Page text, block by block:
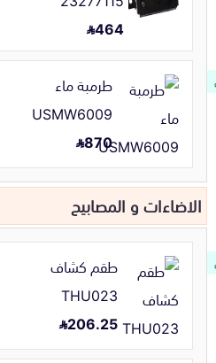
464
طرمبة ماء
USMW6009
870
الاضاءات و المصابيح
طقم كشاف
THU023
206.25